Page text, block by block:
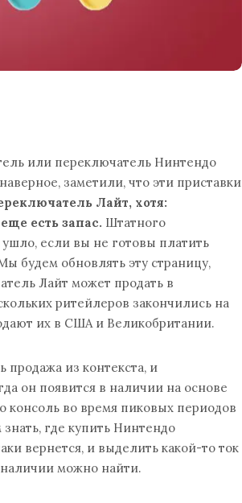
или переключатель Нинтендо
заметили, что эти приставки
Лайт, хотя:
есть запас. Штатного
если вы не готовы платить
будем обновлять эту страницу,
Лайт может продать в
ритейлеров закончились на
их в США и Великобритании.
из контекста, и
он появится в наличии на основе
во время пиковых периодов
где купить Нинтендо
вернется, и выделить какой-то ток
можно найти.